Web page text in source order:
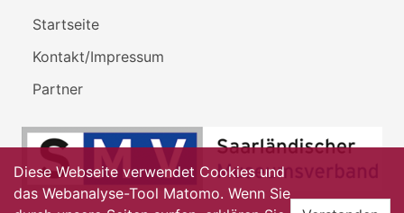
Startseite
Kontakt/Impressum
Partner
Diese Webseite verwendet Cookies und
das Webanalyse-Tool Matomo. Wenn Sie